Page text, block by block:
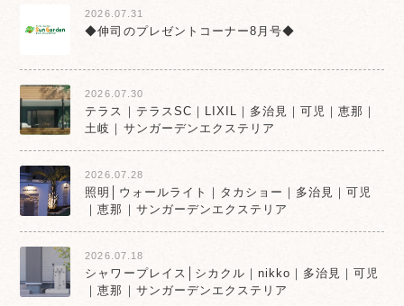
2026.07.31
◆伸司のプレゼントコーナー8月号◆
2026.07.30
テラス｜テラスSC｜LIXIL｜多治見｜可児｜恵那｜
土岐｜サンガーデンエクステリア
2026.07.28
照明│ウォールライト｜タカショー｜多治見｜可児
｜恵那｜サンガーデンエクステリア
2026.07.18
シャワープレイス│シカクル｜nikko｜多治見｜可児
｜恵那｜サンガーデンエクステリア